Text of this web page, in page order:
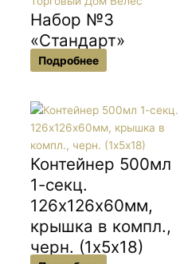
Набор №3
«Стандарт»
Подробнее
Контейнер 500мл
1-секц.
126х126х60мм,
крышка в компл.,
черн. (1х5х18)